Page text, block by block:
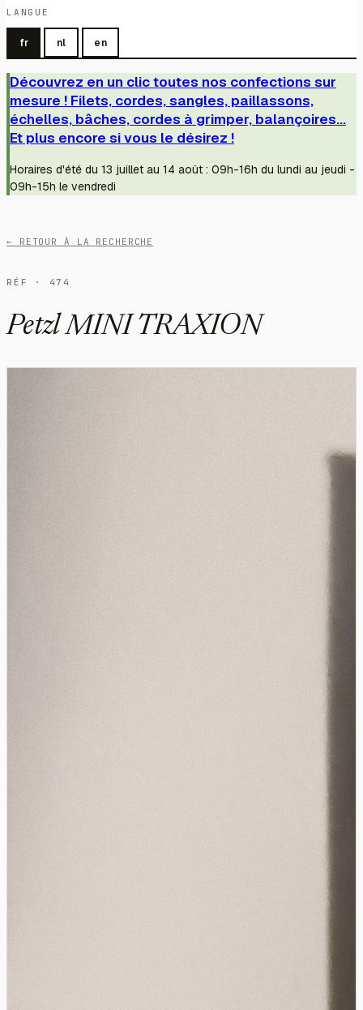
LANGUE
fr nl en
Découvrez en un clic toutes nos confections sur
mesure ! Filets, cordes, sangles, paillassons,
échelles, bâches, cordes à grimper, balançoires...
Et plus encore si vous le désirez !
Horaires d'été du 13 juillet au 14 août : 09h-16h du lundi au jeudi -
09h-15h le vendredi
← RETOUR À LA RECHERCHE
RÉF · 474
Petzl MINI TRAXION